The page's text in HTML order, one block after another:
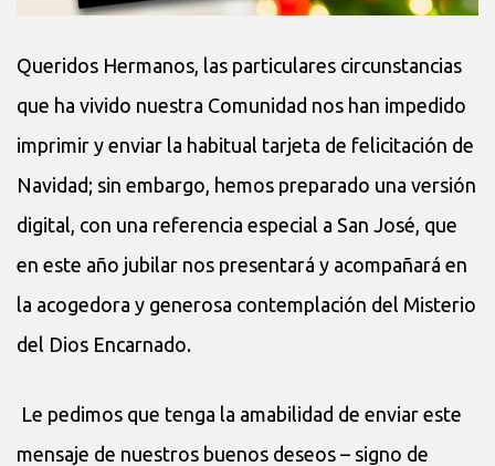
Queridos Hermanos, las particulares circunstancias
que ha vivido nuestra Comunidad nos han impedido
imprimir y enviar la habitual tarjeta de felicitación de
Navidad; sin embargo, hemos preparado una versión
digital, con una referencia especial a San José, que
en este año jubilar nos presentará y acompañará en
la acogedora y generosa contemplación del Misterio
del Dios Encarnado.
Le pedimos que tenga la amabilidad de enviar este
mensaje de nuestros buenos deseos – signo de